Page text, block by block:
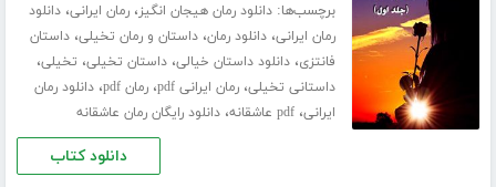
برچسب‌ها:دانلود رمان هیجان انگیز،رمان ایرانی،دانلود
رمان ایرانی،دانلود رمان،داستان و رمان تخیلی،داستان
فانتزی،دانلود داستان خیالی،داستان تخیلی، تخیلی،
داستانی تخیلی،رمان ایرانی pdf ،رمان pdf ،دانلود رمان
ایرانی،pdf عاشقانه ،دانلود رایگان رمان عاشقانه
دانلود کتاب